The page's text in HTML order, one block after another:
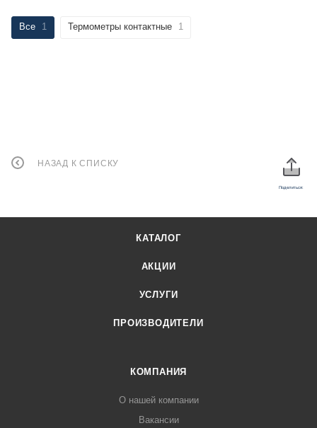
Все 1 Термометры контактные 1
НАЗАД К СПИСКУ
Поделиться:
КАТАЛОГ
АКЦИИ
УСЛУГИ
ПРОИЗВОДИТЕЛИ
КОМПАНИЯ
О нашей компании
Вакансии